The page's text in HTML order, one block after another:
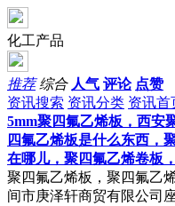
化工产品
推荐 综合 人气 评论 点赞
资讯搜索 资讯分类 资讯首
5mm聚四氟乙烯板，西安
四氟乙烯板是什么东西，
在哪儿，聚四氟乙烯卷板，
聚四氟乙烯板，聚四氟乙
间市庚泽轩商贸有限公司